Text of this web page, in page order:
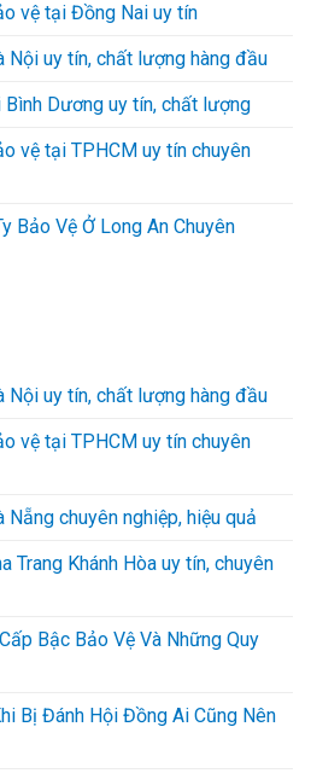
vệ tại Đồng Nai uy tín
Nội uy tín, chất lượng hàng đầu
Dương uy tín, chất lượng
vệ tại TPHCM uy tín chuyên
Bảo Vệ Ở Long An Chuyên
Nội uy tín, chất lượng hàng đầu
vệ tại TPHCM uy tín chuyên
chuyên nghiệp, hiệu quả
Trang Khánh Hòa uy tín, chuyên
Bậc Bảo Vệ Và Những Quy
Bị Đánh Hội Đồng Ai Cũng Nên